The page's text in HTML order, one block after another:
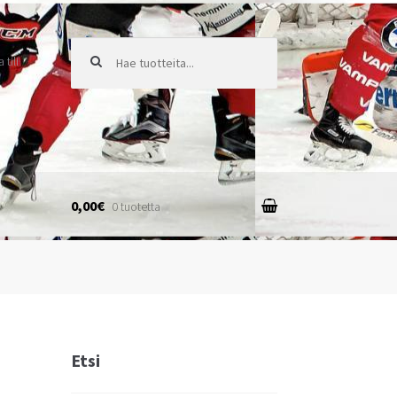
tili
Etsi:
0,00€ 0 tuotetta
Etsi